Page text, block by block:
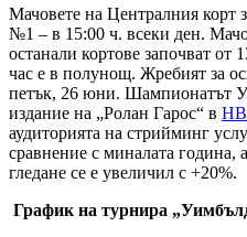
Мачовете на Централния корт
№1 – в 15:00 ч. всеки ден.
останали кортове започват от
час е в полунощ. Жребият за
петък, 26 юни. Шампионатът
издание на „Ролан Гарос“ в
аудиторията на стрийминг
сравнение с миналата година,
гледане се е увеличил с +20%.
График на турнира